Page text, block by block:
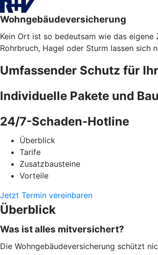
Wohngebäudeversicherung
Kein Ort ist so bedeutsam wie das
Rohrbruch, Hagel oder Sturm lassen sich
Umfassender Schutz für
Individuelle Pakete und
24/7-Schaden-Hotline
Überblick
Tarife
Zusatzbausteine
Vorteile
Jetzt Termin vereinbaren
Überblick
Was ist alles mitversichert?
Die Wohngebäudeversicherung schützt